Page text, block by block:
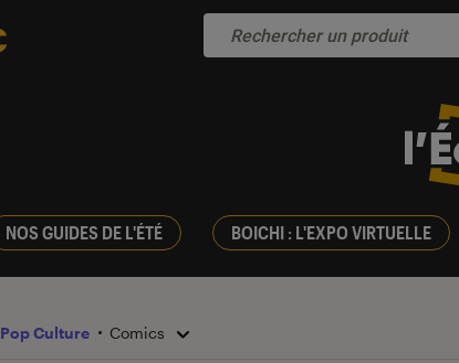
NOS GUIDES DE L'ÉTÉ BOICHI : L'EXPO VIRTUELLE
Pop Culture Comics